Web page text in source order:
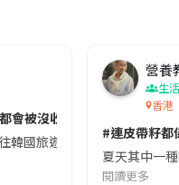
被沒收😱出發前切記檢查「
往韓國旅遊的民眾，近期要
營養
生活
香港
#連皮帶籽都
夏天其中一
閱讀更多